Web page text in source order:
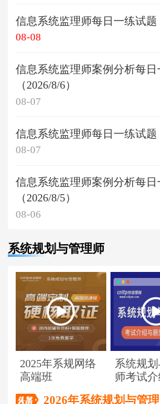
信息系统监理师每日一练试题
08-08
信息系统监理师案例分析每日
（2026/8/6）
08-07
信息系统监理师每日一练试题
08-07
信息系统监理师案例分析每日
（2026/8/5）
08-06
系统规划与管理师
2025年系规网络
高端班
系统规
师考试
2026年系统规划与管